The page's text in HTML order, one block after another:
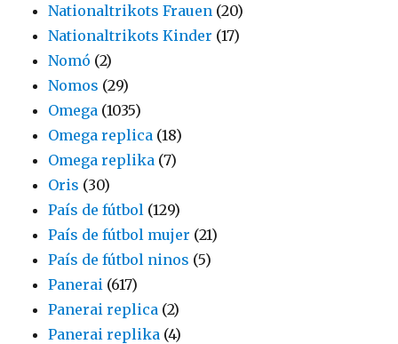
Nationaltrikots Frauen (20)
Nationaltrikots Kinder (17)
Nomó (2)
Nomos (29)
Omega (1035)
Omega replica (18)
Omega replika (7)
Oris (30)
País de fútbol (129)
País de fútbol mujer (21)
País de fútbol ninos (5)
Panerai (617)
Panerai replica (2)
Panerai replika (4)